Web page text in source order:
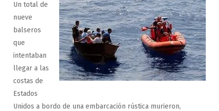
Un total de
nueve
balseros
que
intentaban
llegar a las
costas de
Estados
Unidos a bordo de una embarcación rústica murieron,